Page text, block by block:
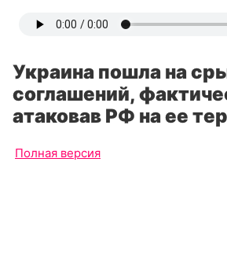
Украина пошла на
соглашений,
атаковав РФ на ее
Полная версия